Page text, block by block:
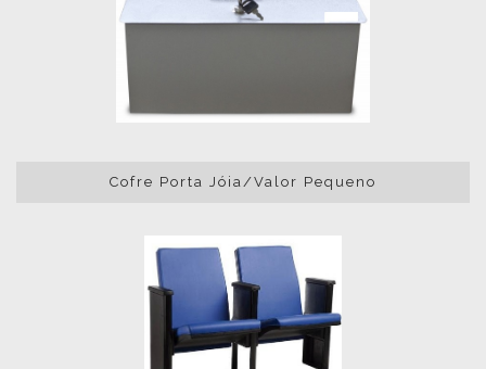
Cofre Porta Jóia/Valor Pequeno